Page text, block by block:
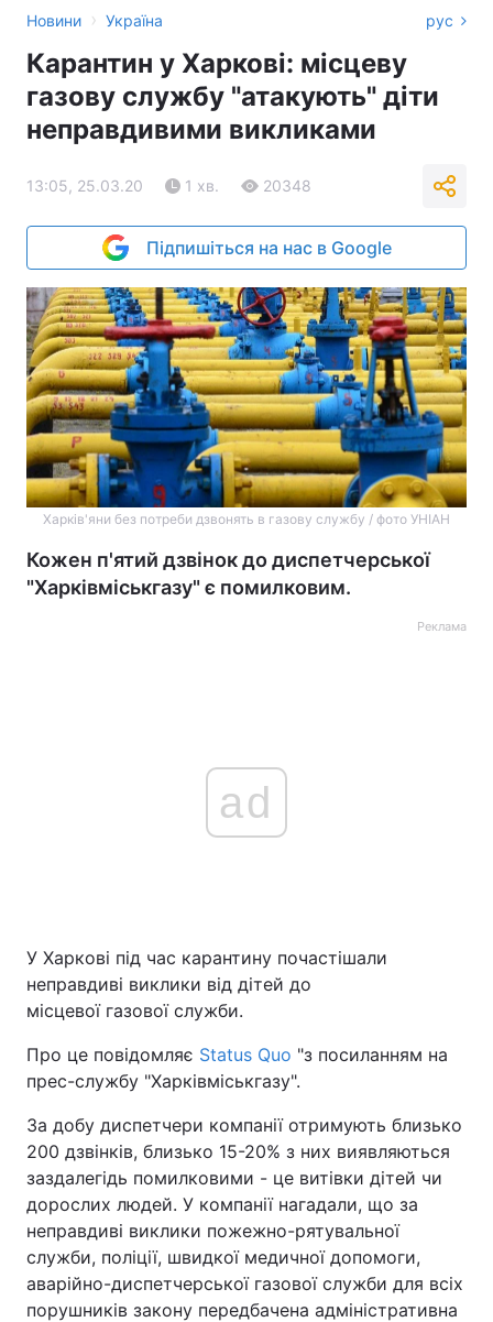
Новини › Україна рус
Карантин у Харкові: місцеву
газову службу "атакують" діти
неправдивими викликами
13:05, 25.03.20 1 хв. 20348
Підпишіться на нас в Google
Харків'яни без потреби дзвонять в газову службу / фото УНІАН
Кожен п'ятий дзвінок до диспетчерської
"Харківміськгазу" є помилковим.
Реклама
ad
У Харкові під час карантину почастішали
неправдиві виклики від дітей до
місцевої газової служби.
Про це повідомляє Status Quo "з посиланням на
прес-службу "Харківміськгазу".
За добу диспетчери компанії отримують близько
200 дзвінків, близько 15-20% з них виявляються
заздалегідь помилковими - це витівки дітей чи
дорослих людей. У компанії нагадали, що за
неправдиві виклики пожежно-рятувальної
служби, поліції, швидкої медичної допомоги,
аварійно-диспетчерської газової служби для всіх
порушників закону передбачена адміністративна